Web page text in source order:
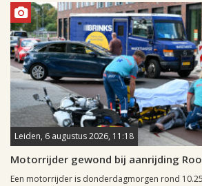
Leiden, 6 augustus 2026, 11:18
Motorrijder gewond bij aanrijding
Een motorrijder is donderdagmorgen rond